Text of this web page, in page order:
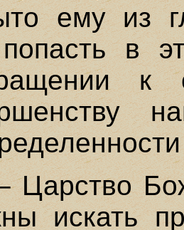
ему из
в
к
Царство
искать